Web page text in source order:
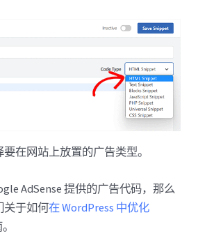
在网站上放置的广告类型。
AdSense 提供的广告代码，那么
关于如何在 WordPress 中优化